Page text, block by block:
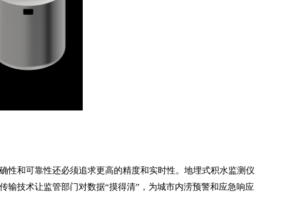
性和可靠性还必须追求更高的精度和实时性。地埋式积水监测仪
输技术让监管部门对数据“摸得清”，为城市内涝预警和应急响应